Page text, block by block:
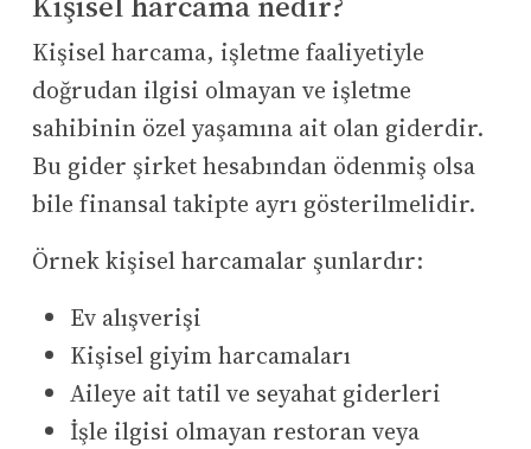
Kişisel harcama, işletme faaliyetiyle
doğrudan ilgisi olmayan ve işletme
sahibinin özel yaşamına ait olan giderdir.
Bu gider şirket hesabından ödenmiş olsa
bile finansal takipte ayrı gösterilmelidir.
Örnek kişisel harcamalar şunlardır:
Ev alışverişi
Kişisel giyim harcamaları
Aileye ait tatil ve seyahat giderleri
İşle ilgisi olmayan restoran veya